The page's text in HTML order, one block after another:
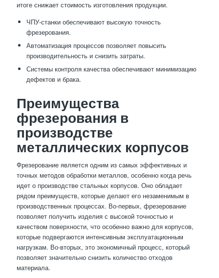
итоге снижает стоимость изготовления продукции.
ЧПУ-станки обеспечивают высокую точность
фрезерования.
Автоматизация процессов позволяет повысить
производительность и снизить затраты.
Системы контроля качества обеспечивают минимизацию
дефектов и брака.
Преимущества
фрезерования в
производстве
металлических корпусов
Фрезерование является одним из самых эффективных и
точных методов обработки металлов, особенно когда речь
идет о производстве стальных корпусов. Оно обладает
рядом преимуществ, которые делают его незаменимым в
производственных процессах. Во-первых, фрезерование
позволяет получить изделия с высокой точностью и
качеством поверхности, что особенно важно для корпусов,
которые подвергаются интенсивным эксплуатационным
нагрузкам. Во-вторых, это экономичный процесс, который
позволяет значительно снизить количество отходов
материала.